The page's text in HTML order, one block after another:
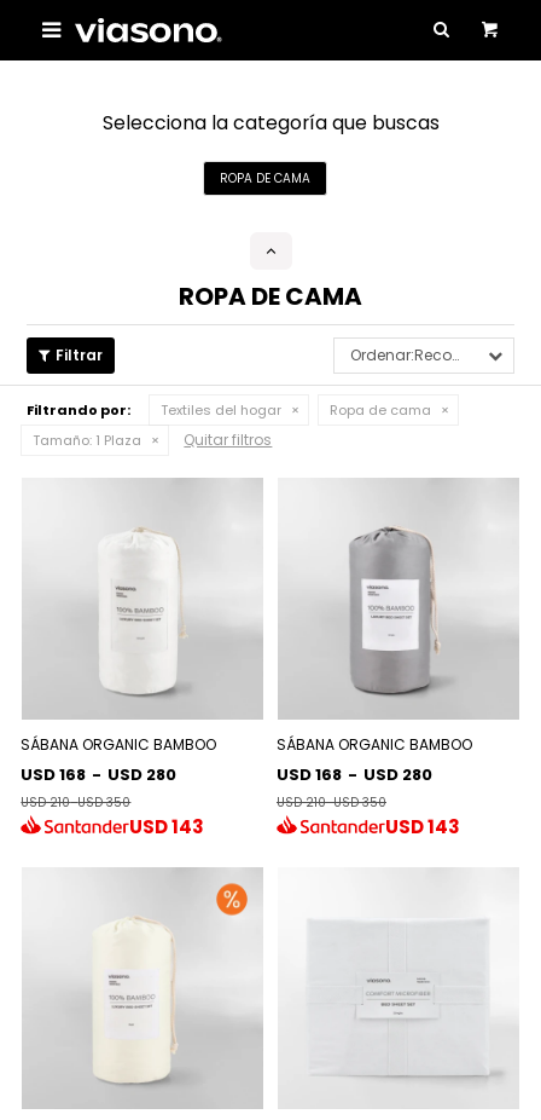

Selecciona la categoría que buscas
ROPA DE CAMA
ROPA DE CAMA
Recomendados
Filtrando por: Textiles del hogar
Ropa de cama
Tamaño: 1 Plaza Quitar filtros
SÁBANA ORGANIC BAMBOO
USD 168 - USD 280
USD 210-USD 350
USD143
SÁBANA ORGANIC BAMBOO
USD 168 - USD 280
USD 210-USD 350
USD143